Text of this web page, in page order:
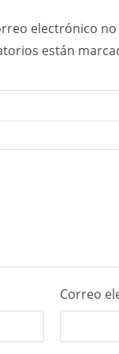
electrónico
están
Correo